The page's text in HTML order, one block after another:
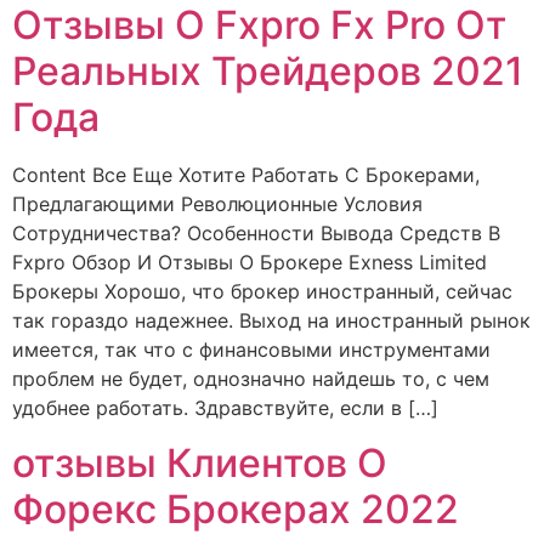
Отзывы О Fxpro Fx Pro От
Реальных Трейдеров 2021
Года
Content Все Еще Хотите Работать С Брокерами,
Предлагающими Революционные Условия
Сотрудничества? Особенности Вывода Средств В
Fxpro Обзор И Отзывы О Брокере Exness Limited
Брокеры Хорошо, что брокер иностранный, сейчас
так гораздо надежнее. Выход на иностранный рынок
имеется, так что с финансовыми инструментами
проблем не будет, однозначно найдешь то, с чем
удобнее работать. Здравствуйте, если в […]
отзывы Клиентов О
Форекс Брокерах 2022